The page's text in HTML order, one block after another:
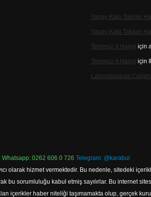
Yapay Kalp Takılan
Yapay Kalp Takılan
Temmuz 4 Hangi için
Temmuz 4 Hangi için
Laboratuvarda
Whatsapp: 0262 606 0 726 Telegram: @karabul
olarak hizmet vermektedir. Bu nedenle, sitedeki
bu sorumluluğu kabul etmiş sayılırlar. Bu internet
içerikler haber niteliği taşımamakta olup, gerçek